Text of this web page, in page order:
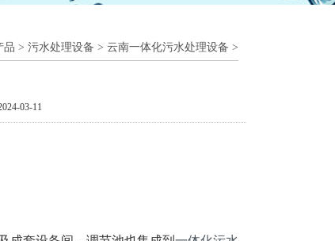
品 > 污水处理设备 > 云南一体化污水处理设备 >
03-11